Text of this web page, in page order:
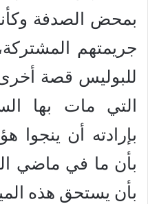
بمحض الصدفة
جريمتهم
للبوليس قصة
التي مات بها
بإرادته أن ينجوا
بأن ما في ماضي
بأن يستحق هذه